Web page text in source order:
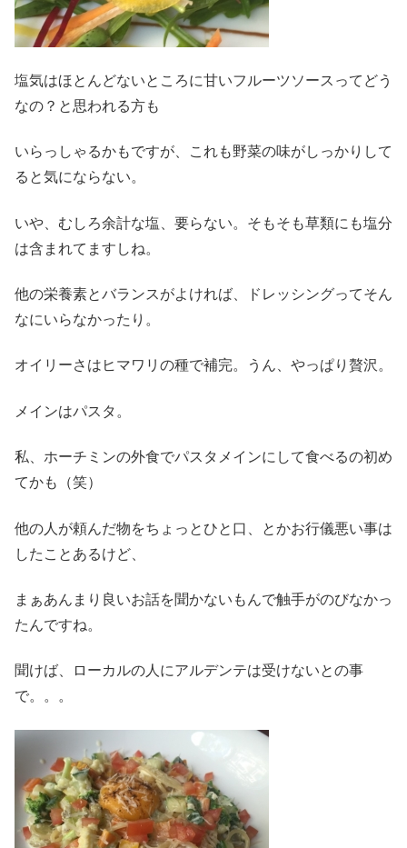
塩気はほとんどないところに甘いフルーツソースってどう
なの？と思われる方も
いらっしゃるかもですが、これも野菜の味がしっかりして
ると気にならない。
いや、むしろ余計な塩、要らない。そもそも草類にも塩分
は含まれてますしね。
他の栄養素とバランスがよければ、ドレッシングってそん
なにいらなかったり。
オイリーさはヒマワリの種で補完。うん、やっぱり贅沢。
メインはパスタ。
私、ホーチミンの外食でパスタメインにして食べるの初め
てかも（笑）
他の人が頼んだ物をちょっとひと口、とかお行儀悪い事は
したことあるけど、
まぁあんまり良いお話を聞かないもんで触手がのびなかっ
たんですね。
聞けば、ローカルの人にアルデンテは受けないとの事
で。。。